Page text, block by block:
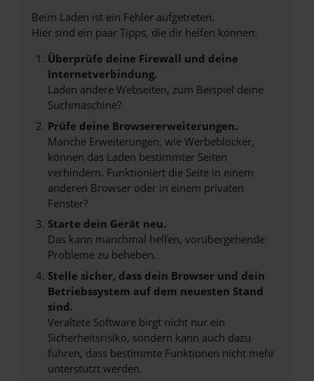
Beim Laden ist ein Fehler aufgetreten.
Hier sind ein paar Tipps, die dir helfen können:
Überprüfe deine Firewall und deine
Internetverbindung.
Laden andere Webseiten, zum Beispiel deine
Suchmaschine?
Prüfe deine Browsererweiterungen.
Manche Erweiterungen, wie Werbeblocker,
können das Laden bestimmter Seiten
verhindern. Funktioniert die Seite in einem
anderen Browser oder in einem privaten
Fenster?
Starte dein Gerät neu.
Das kann manchmal helfen, vorübergehende
Probleme zu beheben.
Stelle sicher, dass dein Browser und dein
Betriebssystem auf dem neuesten Stand
sind.
Veraltete Software birgt nicht nur ein
Sicherheitsrisiko, sondern kann auch dazu
führen, dass bestimmte Funktionen nicht mehr
unterstützt werden.